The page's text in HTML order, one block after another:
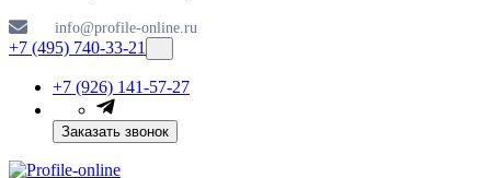
info@profile-online.ru
+7 (495) 740-33-21
+7 (926) 141-57-27
Заказать звонок